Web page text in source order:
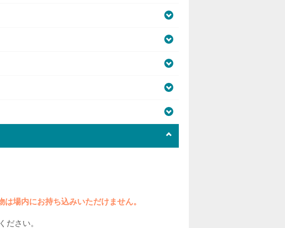
場内にお持ち込みいただけません。
ださい。